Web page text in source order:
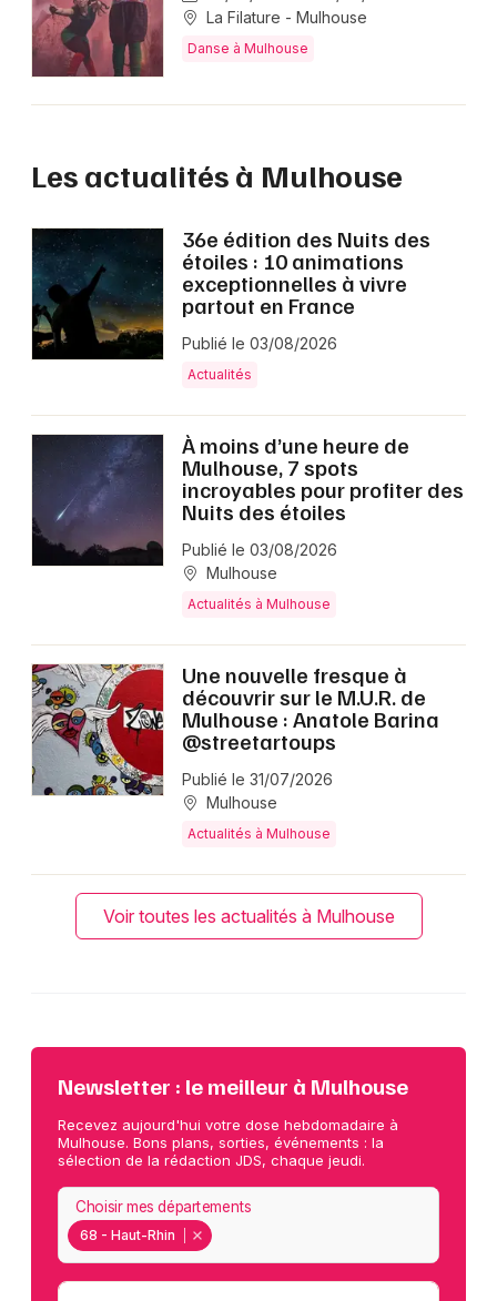
La Filature - Mulhouse
Danse à Mulhouse
Les actualités à Mulhouse
36e édition des Nuits des
étoiles : 10 animations
exceptionnelles à vivre
partout en France
Publié le 03/08/2026
Actualités
À moins d’une heure de
Mulhouse, 7 spots
incroyables pour profiter des
Nuits des étoiles
Publié le 03/08/2026
Mulhouse
Actualités à Mulhouse
Une nouvelle fresque à
découvrir sur le M.U.R. de
Mulhouse : Anatole Barina
@streetartoups
Publié le 31/07/2026
Mulhouse
Actualités à Mulhouse
Voir toutes les actualités à Mulhouse
Newsletter : le meilleur à Mulhouse
Recevez aujourd'hui votre dose hebdomadaire à
Mulhouse. Bons plans, sorties, événements : la
sélection de la rédaction JDS, chaque jeudi.
68 - Haut-Rhin
Choisir mes départements